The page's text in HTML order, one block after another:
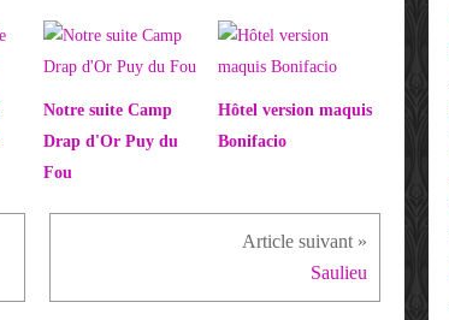
Notre suite Camp
Drap d'Or Puy du
Fou
Hôtel version maquis
Bonifacio
Saulieu